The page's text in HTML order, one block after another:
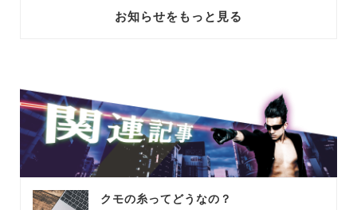
お知らせをもっと見る
クモの糸ってどうなの？